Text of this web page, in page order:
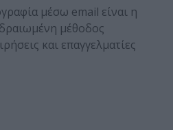
μέσω email είναι η
μέθοδος
και επαγγελματίες